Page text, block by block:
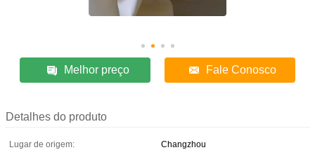
Melhor preço Fale Conosco
Detalhes do produto
Lugar de origem:
Changzhou